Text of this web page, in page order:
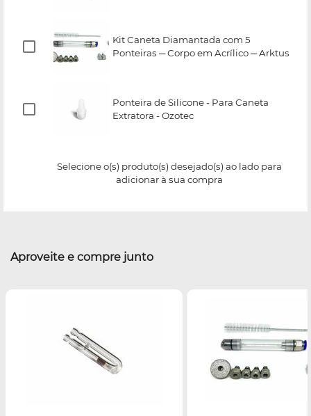
Kit Caneta Diamantada com 5
Ponteiras ─ Corpo em Acrílico ─ Arktus
Ponteira de Silicone - Para Caneta
Extratora - Ozotec
Selecione o(s) produto(s) desejado(s) ao lado para
adicionar à sua compra
Aproveite e compre junto